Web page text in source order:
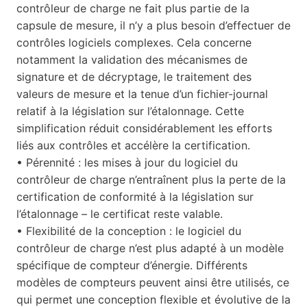
contrôleur de charge ne fait plus partie de la
capsule de mesure, il n’y a plus besoin d’effectuer de
contrôles logiciels complexes. Cela concerne
notamment la validation des mécanismes de
signature et de décryptage, le traitement des
valeurs de mesure et la tenue d’un fichier-journal
relatif à la législation sur l’étalonnage. Cette
simplification réduit considérablement les efforts
liés aux contrôles et accélère la certification.
• Pérennité : les mises à jour du logiciel du
contrôleur de charge n’entraînent plus la perte de la
certification de conformité à la législation sur
l’étalonnage – le certificat reste valable.
• Flexibilité de la conception : le logiciel du
contrôleur de charge n’est plus adapté à un modèle
spécifique de compteur d’énergie. Différents
modèles de compteurs peuvent ainsi être utilisés, ce
qui permet une conception flexible et évolutive de la